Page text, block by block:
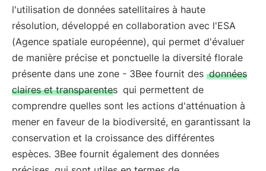
l'utilisation de données satellitaires à haute
résolution, développé en collaboration avec l'ESA
(Agence spatiale européenne), qui permet d'évaluer
de manière précise et ponctuelle la diversité florale
présente dans une zone - 3Bee fournit des données
claires et transparentes qui permettent de
comprendre quelles sont les actions d'atténuation à
mener en faveur de la biodiversité, en garantissant la
conservation et la croissance des différentes
espèces. 3Bee fournit également des données